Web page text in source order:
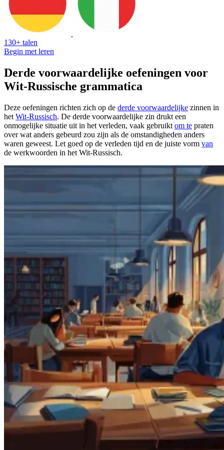
130+ talen
Begin met leren
Derde voorwaardelijke oefeningen voor
Wit-Russische grammatica
Deze oefeningen richten zich op de derde voorwaardelijke zinnen in
het Wit-Russisch. De derde voorwaardelijke zin drukt een
onmogelijke situatie uit in het verleden, vaak gebruikt om te praten
over wat anders gebeurd zou zijn als de omstandigheden anders
waren geweest. Let goed op de verleden tijd en de juiste vorm van
de werkwoorden in het Wit-Russisch.